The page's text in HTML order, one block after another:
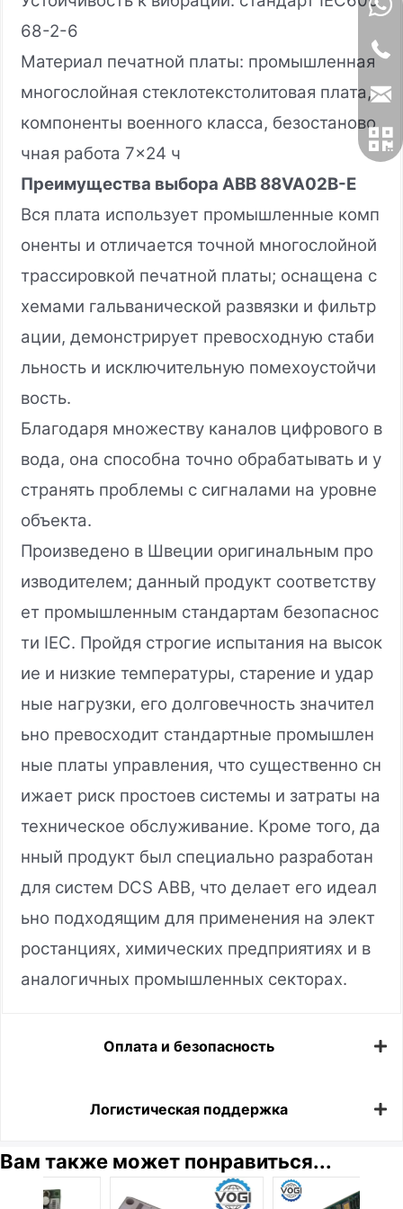
68-2-6
Материал печатной платы: промышленная
многослойная стеклотекстолитовая плата,
компоненты военного класса, безостаново
чная работа 7×24 ч
Преимущества выбора ABB 88VA02B-E
Вся плата использует промышленные комп
оненты и отличается точной многослойной
трассировкой печатной платы; оснащена с
хемами гальванической развязки и фильтр
ации, демонстрирует превосходную стаби
льность и исключительную помехоустойчи
вость.
Благодаря множеству каналов цифрового в
вода, она способна точно обрабатывать и у
странять проблемы с сигналами на уровне
объекта.
Произведено в Швеции оригинальным про
изводителем; данный продукт соответству
ет промышленным стандартам безопаснос
ти IEC. Пройдя строгие испытания на высок
ие и низкие температуры, старение и удар
ные нагрузки, его долговечность значител
ьно превосходит стандартные промышлен
ные платы управления, что существенно сн
ижает риск простоев системы и затраты на
техническое обслуживание. Кроме того, да
нный продукт был специально разработан
для систем DCS ABB, что делает его идеал
ьно подходящим для применения на элект
ростанциях, химических предприятиях и в
аналогичных промышленных секторах.
Оплата и безопасность
Логистическая поддержка
Вам также может понравиться...